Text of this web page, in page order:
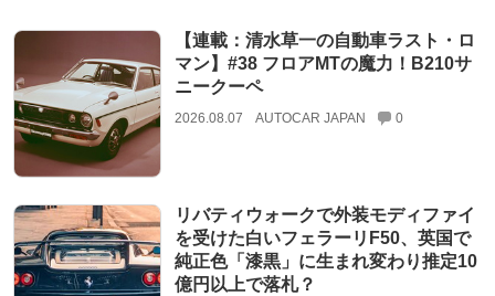
【連載：清水草一の自動車ラスト・ロ
マン】#38 フロアMTの魔力！B210サ
ニークーペ
2026.08.07 AUTOCAR JAPAN 0
リバティウォークで外装モディファイ
を受けた白いフェラーリF50、英国で
純正色「漆黒」に生まれ変わり推定10
億円以上で落札？